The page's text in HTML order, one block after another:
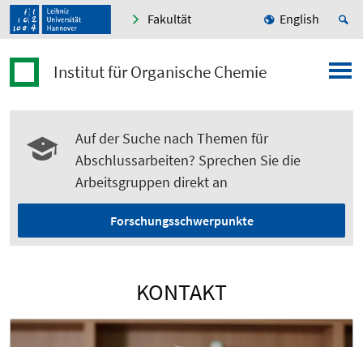
Fakultät English
Institut für Organische Chemie
Auf der Suche nach Themen für
Abschlussarbeiten? Sprechen Sie die
Arbeitsgruppen direkt an
Forschungsschwerpunkte
KONTAKT